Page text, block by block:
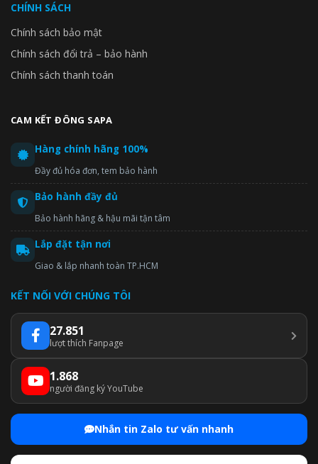
CHÍNH SÁCH
Chính sách bảo mật
Chính sách đổi trả – bảo hành
Chính sách thanh toán
CAM KẾT ĐÔNG SAPA
Hàng chính hãng 100%
Đầy đủ hóa đơn, tem bảo hành
Bảo hành đầy đủ
Bảo hành hãng & hậu mãi tận tâm
Lắp đặt tận nơi
Giao & lắp nhanh toàn TP.HCM
KẾT NỐI VỚI CHÚNG TÔI
27.851
lượt thích Fanpage
1.868
người đăng ký YouTube
Nhắn tin Zalo tư vấn nhanh